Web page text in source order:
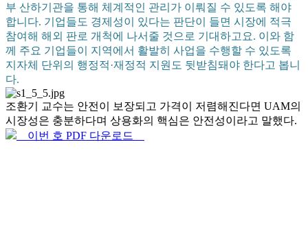
부 산하기관을 통해 체계적인 관리가 이뤄질 수 있도록 해야
합니다. 기업들도 경제성이 있다는 판단이 들면 시장에 적극
참여해 해외 판로 개척에 나서줄 것으로 기대하고요. 이와 함
께 주요 기업들이 지역에서 활발히 사업을 수행할 수 있도록
지자체 단위의 행정적·재정적 지원도 뒷받침돼야 한다고 봅니
다.
조환기 교수는 안전이 보장되고 가격이 저렴해진다면 UAM의
시장성은 충분하다며 상용화의 핵심은 안전성이라고 말했다.
이번 호 PDF 다운로드